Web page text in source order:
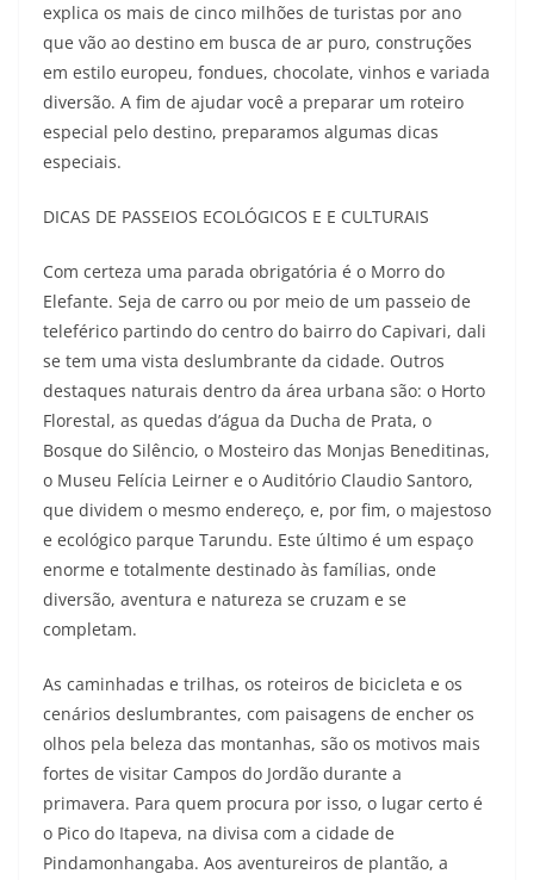
explica os mais de cinco milhões de turistas por ano
que vão ao destino em busca de ar puro, construções
em estilo europeu, fondues, chocolate, vinhos e variada
diversão. A fim de ajudar você a preparar um roteiro
especial pelo destino, preparamos algumas dicas
especiais.
DICAS DE PASSEIOS ECOLÓGICOS E E CULTURAIS
Com certeza uma parada obrigatória é o Morro do
Elefante. Seja de carro ou por meio de um passeio de
teleférico partindo do centro do bairro do Capivari, dali
se tem uma vista deslumbrante da cidade. Outros
destaques naturais dentro da área urbana são: o Horto
Florestal, as quedas d’água da Ducha de Prata, o
Bosque do Silêncio, o Mosteiro das Monjas Beneditinas,
o Museu Felícia Leirner e o Auditório Claudio Santoro,
que dividem o mesmo endereço, e, por fim, o majestoso
e ecológico parque Tarundu. Este último é um espaço
enorme e totalmente destinado às famílias, onde
diversão, aventura e natureza se cruzam e se
completam.
As caminhadas e trilhas, os roteiros de bicicleta e os
cenários deslumbrantes, com paisagens de encher os
olhos pela beleza das montanhas, são os motivos mais
fortes de visitar Campos do Jordão durante a
primavera. Para quem procura por isso, o lugar certo é
o Pico do Itapeva, na divisa com a cidade de
Pindamonhangaba. Aos aventureiros de plantão, a